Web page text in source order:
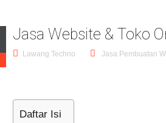
Jasa Website & Toko
Lawang Techno Jasa Pembuatan
Daftar Isi